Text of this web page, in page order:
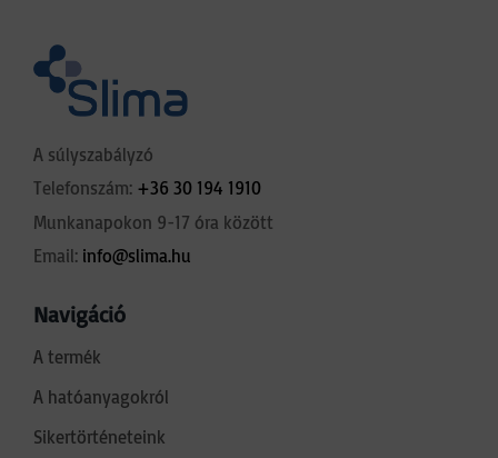
A súlyszabályzó
Telefonszám: +36 30 194 1910
Munkanapokon 9-17 óra között
Email: info@slima.hu
Navigáció
A termék
A hatóanyagokról
Sikertörténeteink